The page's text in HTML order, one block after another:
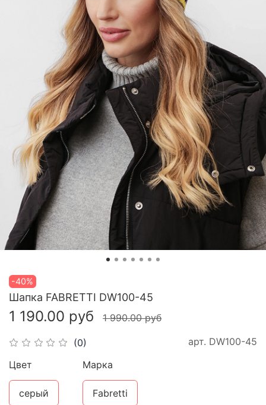
-40%
(0) арт. DW100-45
Шапка FABRETTI DW100-45
1 190.00 руб 1 990.00 руб
Цвет
серый
Марка
Fabretti